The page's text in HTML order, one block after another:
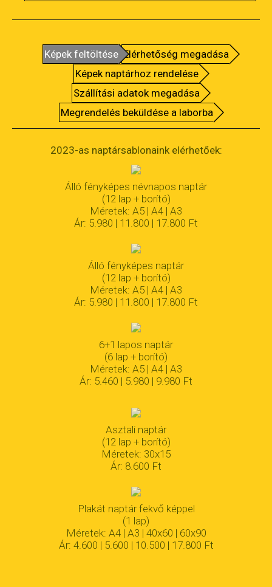
Képek feltöltése Elérhetőség megadása
Képek naptárhoz rendelése
Szállítási adatok megadása
Megrendelés beküldése a laborba
2023-as naptársablonaink elérhetőek:
Álló fényképes névnapos naptár
(12 lap + borító)
Méretek: A5 | A4 | A3
Ár: 5.980 | 11.800 | 17.800 Ft
Álló fényképes naptár
(12 lap + borító)
Méretek: A5 | A4 | A3
Ár: 5.980 | 11.800 | 17.800 Ft
6+1 lapos naptár
(6 lap + borító)
Méretek: A5 | A4 | A3
Ár: 5.460 | 5.980 | 9.980 Ft
Asztali naptár
(12 lap + borító)
Méretek: 30x15
Ár: 8.600 Ft
Plakát naptár fekvő képpel
(1 lap)
Méretek: A4 | A3 | 40x60 | 60x90
Ár: 4.600 | 5.600 | 10.500 | 17.800 Ft